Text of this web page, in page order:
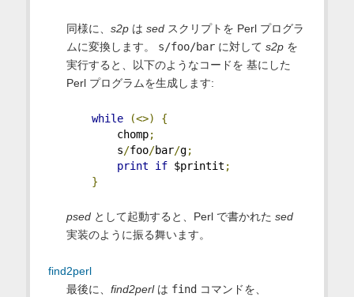
同様に、 s2pは sedスクリプトを Perl プログラ
ムに変換します。 s/foo/barに対して s2pを
実行すると、以下のようなコードを 基にした
Perl プログラムを生成します:
while (<>)
{
chomp;
s/foo/bar/g;
print
if $printit ;
}
psedとして起動すると、Perl で書かれた sed
実装のように振る舞います。
find2perl
最後に、 find2perlは find コマンドを、